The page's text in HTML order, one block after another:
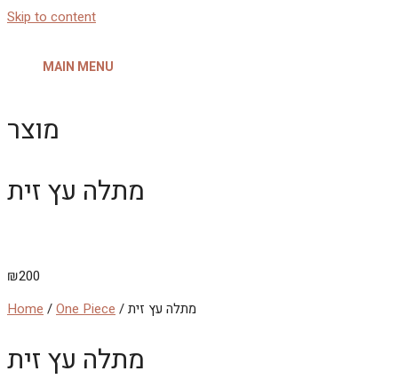
Skip to content
MAIN MENU
מוצר
מתלה עץ זית
₪200
Home /One Piece / מתלה עץ זית
מתלה עץ זית